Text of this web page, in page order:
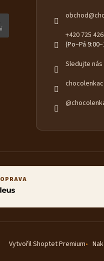
obchod@
+420 725
(Po–Pá
Sledujte nás
Vytvořil Shoptet Premium